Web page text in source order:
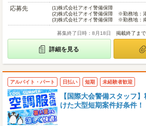
応募先
(1)株式会社アオイ警備保障
(2)株式会社アオイ警備保障 ※勤務地：
(3)株式会社アオイ警備保障 ※勤務地：
募集終了日時：8月18日 掲載終了ま
詳細を見る
アルバイト・パート 日払い 短期 未経験者歓迎
【国際大会警備スタッフ
けた大型短期案件好条件